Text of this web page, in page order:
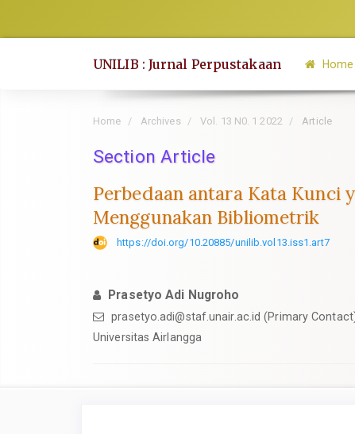
UNILIB : Jurnal Perpustakaan Home
Home Archives Vol. 13 N0. 1 2022 Article
Section Article
Perbedaan antara Kata Kunci
Menggunakan Bibliometrik
https://doi.org/10.20885/unilib.vol13.iss1.art7
Prasetyo Adi Nugroho
prasetyo.adi@staf.unair.ac.id (Primary
Universitas Airlangga